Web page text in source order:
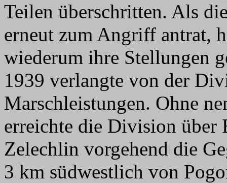
Teilen überschritten. Als
erneut zum Angriff antrat,
wiederum ihre Stellungen
1939 verlangte von der
Marschleistungen. Ohne
erreichte die Division über
Zelechlin vorgehend die
3 km südwestlich von